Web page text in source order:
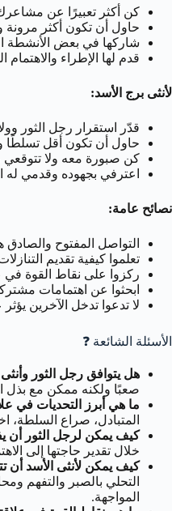
كن أكثر تعبيرًا عن
حاول أن تكون أكثر مرونة
شاركها في بعض الأنشطة
قدم لها الإطراء والاهتمام
لأنثى برج الأسد:
قدّر استقرار رجل الثور
حاول أن تكون أقل تسلطًا
كن صبورة معه ولا تتوقعي
اعترفي بجهوده وقدمي له
نصائح عامة:
التواصل المفتوح والصادق
تعلموا كيفية تقديم
ركزوا على نقاط القوة في
ابحثوا عن اهتمامات
لا تدعوا تدخل الآخرين
الأسئلة الشائعة ❓
هل يتوافق رجل الثور
صعبًا ولكنه ممكن مع بذل
ما هي أبرز التحديات في
المتبادل، صراع السلطة،
كيف يمكن لرجل الثور أن
خلال تقدير حاجتها إلى
كيف يمكن لأنثى الأسد أن
التحلي بالصبر والتفهم
المواجهة.